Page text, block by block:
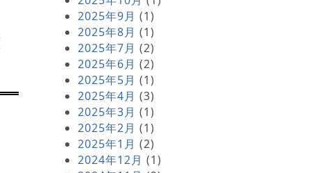
2025年9月 (1)
2025年8月 (1)
2025年7月 (2)
2025年6月 (2)
2025年5月 (1)
2025年4月 (3)
2025年3月 (1)
2025年2月 (1)
2025年1月 (2)
2024年12月 (1)